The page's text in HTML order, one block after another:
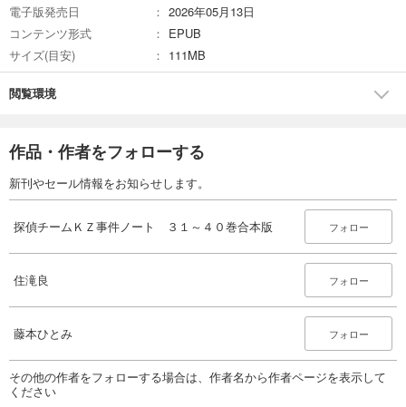
電子版発売日
2026年05月13日
コンテンツ形式
EPUB
サイズ(目安)
111MB
閲覧環境
作品・作者をフォローする
新刊やセール情報をお知らせします。
探偵チームＫＺ事件ノート ３１～４０巻合本版 フォロー
住滝良 フォロー
藤本ひとみ フォロー
その他の作者をフォローする場合は、作者名から作者ページを表示して
ください